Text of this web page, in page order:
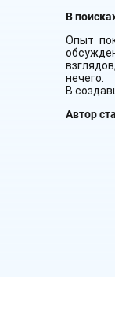
В
Опыт
нечего.
В
Автор